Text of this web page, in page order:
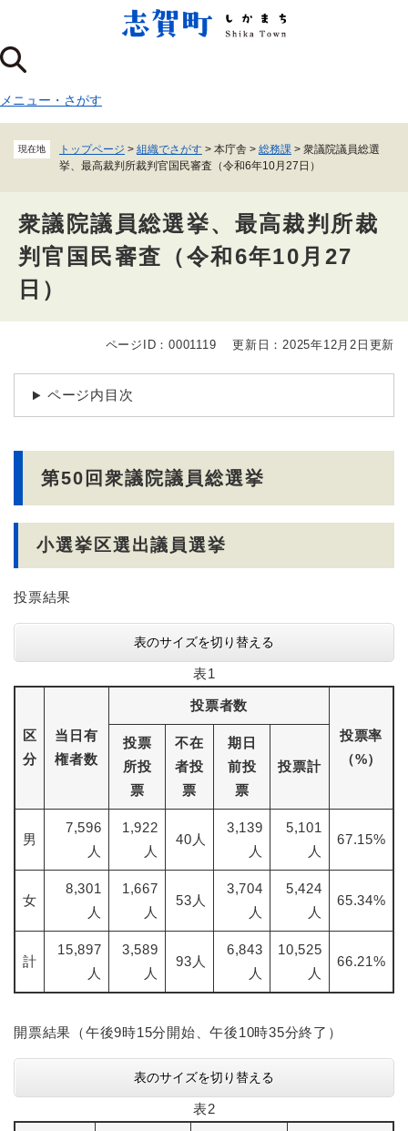
ジ
の
頭
で
メニューを飛ばして本文へ
メニュー ・ さがす
現在地 トップページ > 組織でさがす > 本庁舎 > 総務課 > 衆議院議員総選
挙、最高裁判所裁判官国民審査（令和6年10月27日）
衆議院議員総選挙、最高裁判所裁
判官国民審査（令和6年10月27
日）
文
ページID：0001119 更新日：2025年12月2日更新
ページ内目次
第50回衆議院議員総選挙
小選挙区選出議員選挙
投票結果
表のサイズを切り替える
表1
区
分
当日有
権者数
投票者数
投票率
（%）
投票
所投
票
不在
者投
票
期日
前投
票
投票計
男
7,596
人
1,922
人
40人
3,139
人
5,101
人
67.15%​
女
8,301
人
1,667
人
53人
3,704
人
5,424
人
65.34%
計
15,897
人
3,589
人
93人
6,843
人
10,525
人
66.21%
開票結果（午後9時15分開始、午後10時35分終了）
表のサイズを切り替える
表2